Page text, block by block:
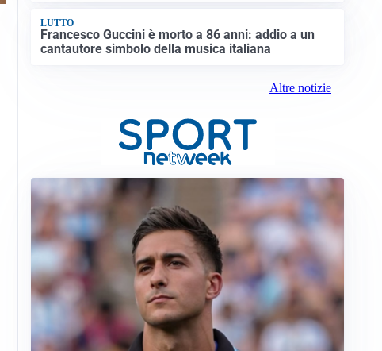
LUTTO
Francesco Guccini è morto a 86 anni: addio a un
cantautore simbolo della musica italiana
Altre notizie